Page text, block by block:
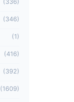
(336)
(346)
(1)
(416)
(392)
(1609)